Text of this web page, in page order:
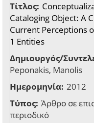
Τίτλος:
Cataloging Object: A
Current Perceptions
1 Entities
Δημιουργός/
Peponakis, Manolis
Ημερομηνία: 2012
Τύπος: Άρθρο σε
περιοδικό